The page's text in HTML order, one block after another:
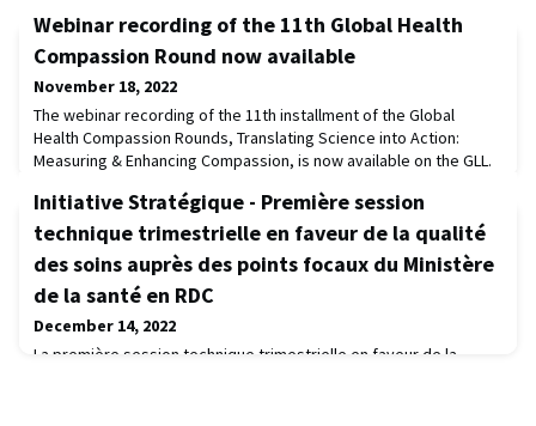
Webinar recording of the 11th Global Health
Compassion Round now available
November 18, 2022
The webinar recording of the 11th installment of the Global
Health Compassion Rounds, Translating Science into Action:
Measuring & Enhancing Compassion, is now available on the GLL.
known about measuring compassion and the links between these
measures and enhancing compassionate, quality care at multiple
levels of the health system.Panell
Initiative Stratégique - Première session
technique trimestrielle en faveur de la qualité
des soins auprès des points focaux du Ministère
de la santé en RDC
December 14, 2022
La première session technique trimestrielle en faveur de la